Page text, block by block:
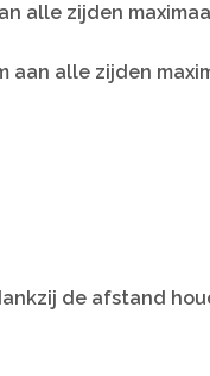
alle zijden
alle zijden
de afstand